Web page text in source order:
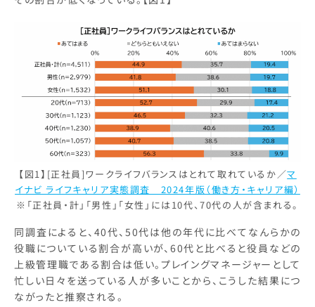
【図1】[正社員]ワークライフバランスはとれて取れているか／マ
イナビ ライフキャリア実態調査 2024年版（働き方・キャリア編）
※「正社員・計」「男性」「女性」には10代、70代の人が含まれる。
同調査によると、40代、50代は他の年代に比べてなんらかの
役職についている割合が高いが、60代と比べると役員などの
上級管理職である割合は低い。プレイングマネージャーとして
忙しい日々を送っている人が多いことから、こうした結果につ
ながったと推察される。